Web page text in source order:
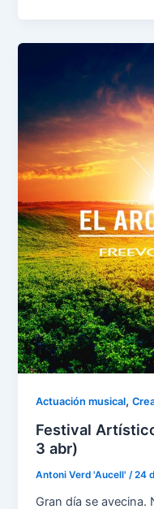
Actuación musical,
Festival
3 abr)
Antoni Verd 'Aucell' /24
Gran día se avecina.